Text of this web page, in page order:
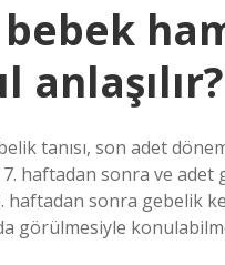
anlaşılır?
tanısı, son adet
haftadan sonra ve adet
haftadan sonra gebelik
görülmesiyle